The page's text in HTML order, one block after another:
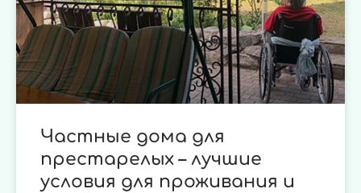
Частные дома для
престарелых – лучшие
условия для проживания и